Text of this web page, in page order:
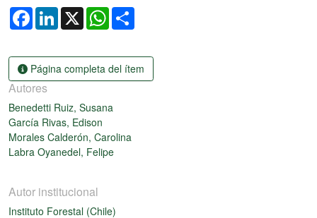
FacebookLinkedIn
X WhatsApp
Página completa del ítem
Autores
Benedetti Ruiz, Susana
García Rivas, Edison
Morales Calderón, Carolina
Labra Oyanedel, Felipe
Autor institucional
Instituto Forestal (Chile)